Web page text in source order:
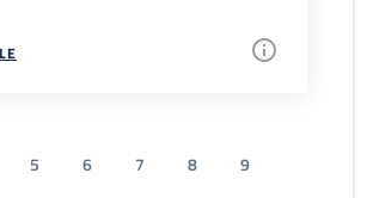
5 6 7 8
9